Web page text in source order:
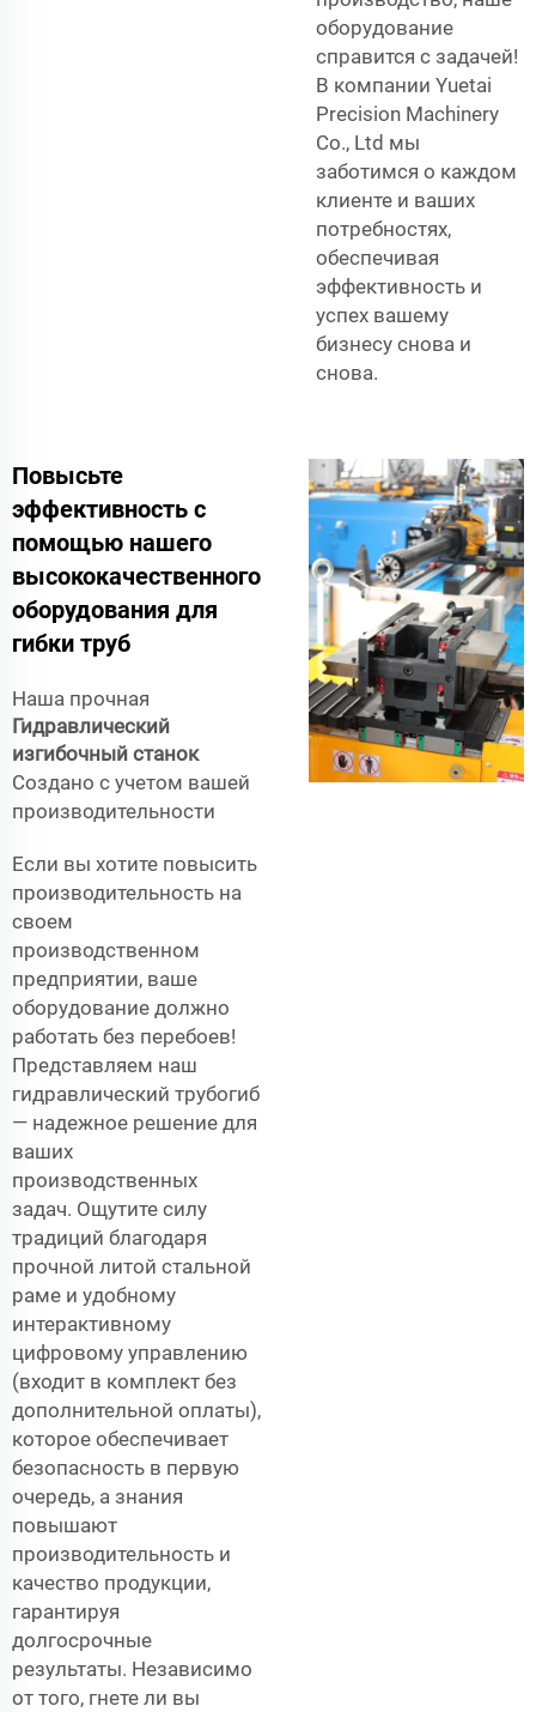
оборудование
справится с задачей!
В компании Yuetai
Precision Machinery
Co., Ltd мы
заботимся о каждом
клиенте и ваших
потребностях,
обеспечивая
эффективность и
успех вашему
бизнесу снова и
снова.
Повысьте
эффективность с
помощью нашего
высококачественного
оборудования для
гибки труб
Наша прочная
Гидравлический
изгибочный станок
Создано с учетом вашей
производительности
Если вы хотите повысить
производительность на
своем
производственном
предприятии, ваше
оборудование должно
работать без перебоев!
Представляем наш
гидравлический трубогиб
— надежное решение для
ваших
производственных
задач. Ощутите силу
традиций благодаря
прочной литой стальной
раме и удобному
интерактивному
цифровому управлению
(входит в комплект без
дополнительной оплаты),
которое обеспечивает
безопасность в первую
очередь, а знания
повышают
производительность и
качество продукции,
гарантируя
долгосрочные
результаты. Независимо
от того, гнете ли вы